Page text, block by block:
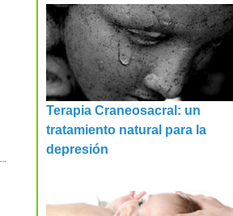
Terapia Craneosacral: un
tratamiento natural para la
depresión